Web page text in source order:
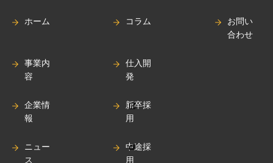
ホーム
事業内
容
企業情
報
ニュー
ス
コラム
仕入開
発
新卒採
用
中途採
用
お問い
合わせ